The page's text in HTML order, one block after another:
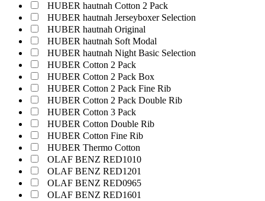
HUBER hautnah Cotton 2 Pack
HUBER hautnah Jerseyboxer Selection
HUBER hautnah Original
HUBER hautnah Soft Modal
HUBER hautnah Night Basic Selection
HUBER Cotton 2 Pack
HUBER Cotton 2 Pack Box
HUBER Cotton 2 Pack Fine Rib
HUBER Cotton 2 Pack Double Rib
HUBER Cotton 3 Pack
HUBER Cotton Double Rib
HUBER Cotton Fine Rib
HUBER Thermo Cotton
OLAF BENZ RED1010
OLAF BENZ RED1201
OLAF BENZ RED0965
OLAF BENZ RED1601